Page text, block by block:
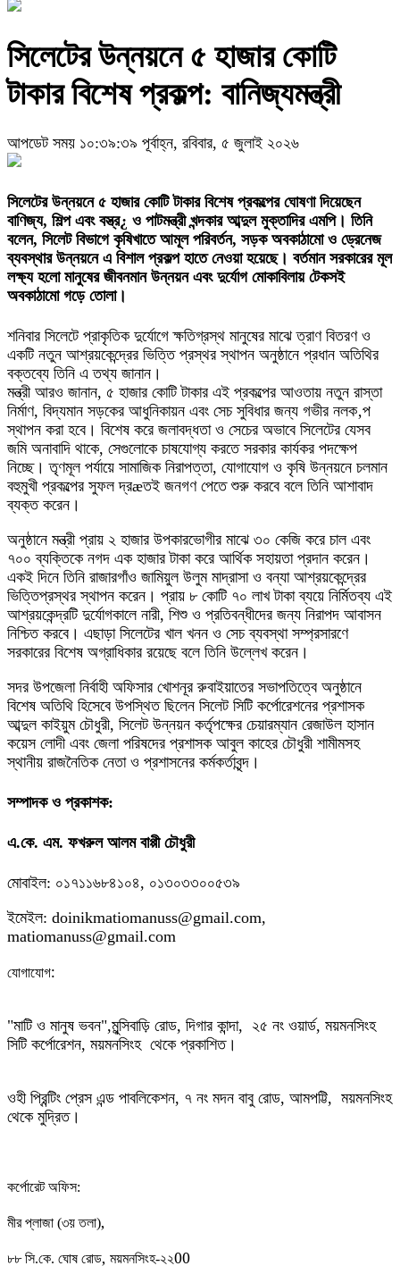
সিলেটের উন্নয়নে ৫ হাজার কোটি
টাকার বিশেষ প্রকল্প: বানিজ্যমন্ত্রী
আপডেট সময় ১০:৩৯:৩৯ পূর্বাহ্ন, রবিবার, ৫ জুলাই ২০২৬
সিলেটের উন্নয়নে ৫ হাজার কোটি টাকার বিশেষ প্রকল্পের ঘোষণা দিয়েছেন
বাণিজ্য, শিল্প এবং বস্ত্র¿ ও পাটমন্ত্রী খন্দকার আব্দুল মুক্তাদির এমপি। তিনি
বলেন, সিলেট বিভাগে কৃষিখাতে আমূল পরিবর্তন, সড়ক অবকাঠামো ও ড্রেনেজ
ব্যবস্থার উন্নয়নে এ বিশাল প্রকল্প হাতে নেওয়া হয়েছে। বর্তমান সরকারের মূল
লক্ষ্য হলো মানুষের জীবনমান উন্নয়ন এবং দুর্যোগ মোকাবিলায় টেকসই
অবকাঠামো গড়ে তোলা।
শনিবার সিলেটে প্রাকৃতিক দুর্যোগে ক্ষতিগ্রস্থ মানুষের মাঝে ত্রাণ বিতরণ ও
একটি নতুন আশ্রয়কেন্দ্রের ভিত্তি প্রস্থর স্থাপন অনুষ্ঠানে প্রধান অতিথির
বক্তব্যে তিনি এ তথ্য জানান।
মন্ত্রী আরও জানান, ৫ হাজার কোটি টাকার এই প্রকল্পের আওতায় নতুন রাস্তা
নির্মাণ, বিদ্যমান সড়কের আধুনিকায়ন এবং সেচ সুবিধার জন্য গভীর নলক‚প
স্থাপন করা হবে। বিশেষ করে জলাবদ্ধতা ও সেচের অভাবে সিলেটের যেসব
জমি অনাবাদি থাকে, সেগুলোকে চাষযোগ্য করতে সরকার কার্যকর পদক্ষেপ
নিচ্ছে। তৃণমূল পর্যায়ে সামাজিক নিরাপত্তা, যোগাযোগ ও কৃষি উন্নয়নে চলমান
বহুমুখী প্রকল্পের সুফল দ্রæতই জনগণ পেতে শুরু করবে বলে তিনি আশাবাদ
ব্যক্ত করেন।
অনুষ্ঠানে মন্ত্রী প্রায় ২ হাজার উপকারভোগীর মাঝে ৩০ কেজি করে চাল এবং
৭০০ ব্যক্তিকে নগদ এক হাজার টাকা করে আর্থিক সহায়তা প্রদান করেন।
একই দিনে তিনি রাজারগাঁও জামিয়ুল উলুম মাদ্রাসা ও বন্যা আশ্রয়কেন্দ্রের
ভিত্তিপ্রস্থর স্থাপন করেন। প্রায় ৮ কোটি ৭০ লাখ টাকা ব্যয়ে নির্মিতব্য এই
আশ্রয়কেন্দ্রটি দুর্যোগকালে নারী, শিশু ও প্রতিবন্ধীদের জন্য নিরাপদ আবাসন
নিশ্চিত করবে। এছাড়া সিলেটের খাল খনন ও সেচ ব্যবস্থা সম্প্রসারণে
সরকারের বিশেষ অগ্রাধিকার রয়েছে বলে তিনি উল্লেখ করেন।
সদর উপজেলা নির্বাহী অফিসার খোশনূর রুবাইয়াতের সভাপতিত্বে অনুষ্ঠানে
বিশেষ অতিথি হিসেবে উপস্থিত ছিলেন সিলেট সিটি কর্পোরেশনের প্রশাসক
আব্দুল কাইয়ুম চৌধুরী, সিলেট উন্নয়ন কর্তৃপক্ষের চেয়ারম্যান রেজাউল হাসান
কয়েস লোদী এবং জেলা পরিষদের প্রশাসক আবুল কাহের চৌধুরী শামীমসহ
স্থানীয় রাজনৈতিক নেতা ও প্রশাসনের কর্মকর্তাবৃন্দ।
সম্পাদক ও প্রকাশক:
এ.কে. এম. ফখরুল আলম বাপ্পী চৌধুরী
মোবাইল: ০১৭১১৬৮৪১০৪, ০১৩০৩৩০০৫৩৯
ইমেইল: doinikmatiomanuss@gmail.com,
matiomanuss@gmail.com
যোগাযোগ:
"মাটি ও মানুষ ভবন",মুন্সিবাড়ি রোড, দিগার কান্দা, ২৫ নং ওয়ার্ড, ময়মনসিংহ
সিটি কর্পোরেশন, ময়মনসিংহ থেকে প্রকাশিত।
ওহী প্রিন্টিং প্রেস এন্ড পাবলিকেশন, ৭ নং মদন বাবু রোড, আমপট্টি, ময়মনসিংহ
থেকে মুদ্রিত।
কর্পোরেট অফিস:
মীর প্লাজা (৩য় তলা),
৮৮ সি.কে. ঘোষ রোড, ময়মনসিংহ-২২00